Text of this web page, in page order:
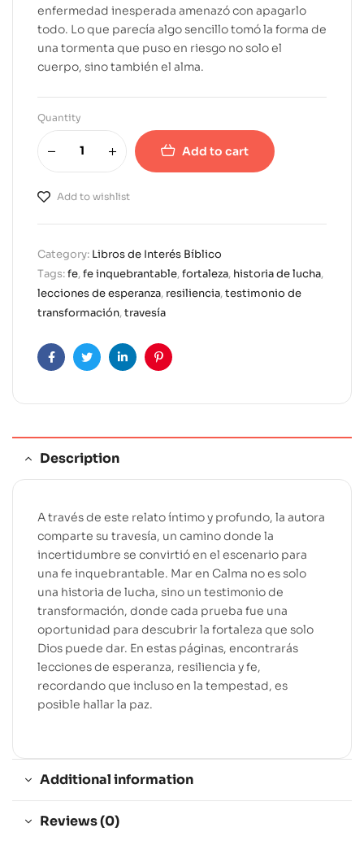
enfermedad inesperada amenazó con apagarlo
todo. Lo que parecía algo sencillo tomó la forma de
una tormenta que puso en riesgo no solo el
cuerpo, sino también el alma.
Quantity
Add to cart
Add to wishlist
A
l
e
n
a
t
i
e
Category: Libros de Interés Bíblico
Tags:fe,fe inquebrantable,fortaleza, historia de lucha,
lecciones de esperanza, resiliencia,testimonio de
transformación,travesía
FacebookTwitterLinkedinPinterest
Description
A través de este relato íntimo y profundo, la autora
comparte su travesía, un camino donde la
incertidumbre se convirtió en el escenario para
una fe inquebrantable. Mar en Calma no es solo
una historia de lucha, sino un testimonio de
transformación, donde cada prueba fue una
oportunidad para descubrir la fortaleza que solo
Dios puede dar. En estas páginas, encontrarás
lecciones de esperanza, resiliencia y fe,
recordando que incluso en la tempestad, es
posible hallar la paz.
Additional information
Reviews (0)